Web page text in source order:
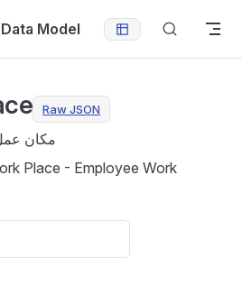
Data Model
Raw JSON
مكان
Place - Employee Work